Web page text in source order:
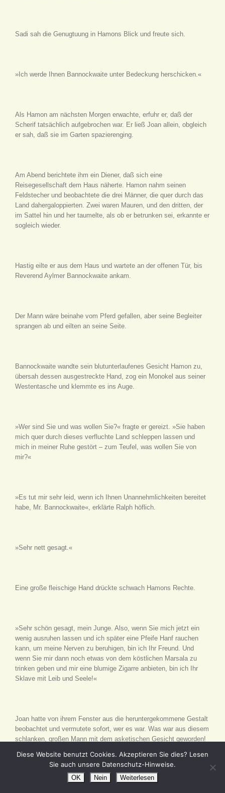
Sadi sah die Genugtuung in Hamons Blick und freute sich.
»Ich werde Ihnen Bannockwaite unter Bedeckung herschicken.«
Als Hamon am nächsten Morgen erwachte, erfuhr er, daß der
Scherif tatsächlich aufgebrochen war. Er ließ Joan allein, obgleich
er sah, daß sie im Garten spazierenging.
Am Abend berichtete ihm ein Diener, daß sich eine
Reisegesellschaft dem Haus näherte. Hamon nahm seinen
Feldstecher und beobachtete die drei Männer, die quer durch das
Land dahergaloppierten. Zwei waren Mauren, und den dritten, der
im Sattel hin und her taumelte, als ob er betrunken sei, erkannte er
sogleich wieder.
Hastig eilte er aus dem Haus und wartete an der offenen Tür, bis
Reverend Aylmer Bannockwaite ankam.
Der Mann wäre beinahe vom Pferd gefallen, aber seine Begleiter
sprangen ab und eilten an seine Seite.
Bannockwaite wandte sein blutunterlaufenes Gesicht Hamon zu,
übersah dessen ausgestreckte Hand, zog ein Monokel aus seiner
Westentasche und klemmte es ins Auge.
»Wer sind Sie und was wollen Sie?« fragte er gereizt. »Sie haben
mich quer durch dieses verfluchte Land schleppen lassen und
mich in meiner Ruhe gestört – zum Teufel, was wollen Sie von
mir?«
»Es tut mir sehr leid, wenn ich Ihnen Unannehmlichkeiten bereitet
habe, Mr. Bannockwaite«, erklärte Ralph höflich.
»Sehr nett gesagt.«
Eine große fleischige Hand drückte schwach Hamons Rechte.
»Sehr schön gesagt, mein Junge. Also, wenn Sie mich jetzt ein
wenig ausruhen lassen und ich später eine Pfeife Hanf rauchen
kann, um meine Nerven zu beruhigen, bin ich Ihr Freund. Und
wenn Sie mir dann noch etwas von dem köstlichen Marsala zu
trinken geben und mir eine blumige Zigarre anbieten, bin ich Ihr
Sklave mit Leib und Seele!«
Joan hatte von ihrem Fenster aus die heruntergekommene Gestalt
beobachtet und vermutete sofort, wer es war. Was war aus diesem
schlanken, großen Mann mit dem asketischen Gesicht geworden!
er es war. Etwas an seinem Gang, an seinen Bewegungen
erinnerte sie an früher. Sie starrte ihm nach, bis sie ihn nicht mehr
sehen konnte. Dann setzte sie sich hin, hielt den Kopf in den
Diese Website benutzt Cookies. Akzeptieren Sie dies? Lesen
Sie auch unsere Datenschutz-Hinweise.
OK Nein Weiterlesen